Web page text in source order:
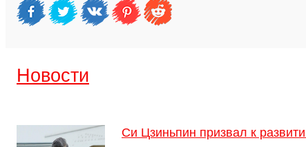
Новости
Си Цзиньпин призвал к